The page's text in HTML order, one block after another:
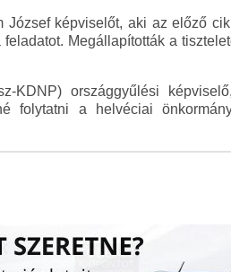
József képviselőt, aki az előző
Megállapították a
KDNP) országgyűlési
folytatni a helvéciai